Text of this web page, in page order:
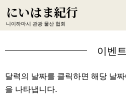
にいはま紀行
니이하마시 관광 물산 협회
이벤트
달력의 날짜를 클릭하면 해당 날
을 나타냅니다.